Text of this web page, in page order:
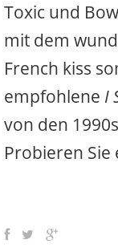
Toxic und
mit dem
French kiss
empfohlene I
von den
Probieren Sie